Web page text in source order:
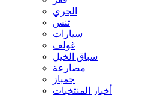
الجري
تنس
سيارات
غولف
سباق الخيل
مصارعة
جمباز
أخبار المنتخبات